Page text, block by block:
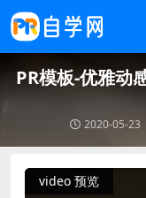
PR模板-优雅动
2020-05-23
video 预览